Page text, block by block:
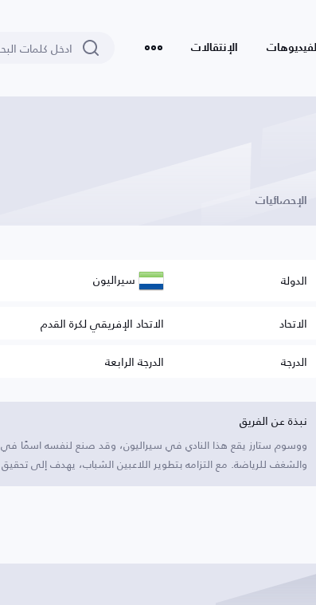
الفيديوهات الإنتقالات
الإحصائيات
الدولة سيراليون
الاتحاد
الاتحاد الإفريقي لكرة القدم
الدرجة
الدرجة الرابعة
نبذة عن الفريق
ووسوم ستارز يقع هذا النادي في سيراليون، وقد صنع لنفسه اسمًا
والشغف للرياضة. مع التزامه بتطوير اللاعبين الشباب، يهدف إلى